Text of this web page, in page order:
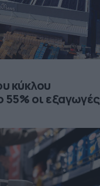
κύκλου
55% οι εξαγωγές